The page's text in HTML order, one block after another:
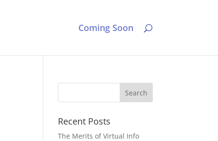
Coming Soon
Recent Posts
The Merits of Virtual Info